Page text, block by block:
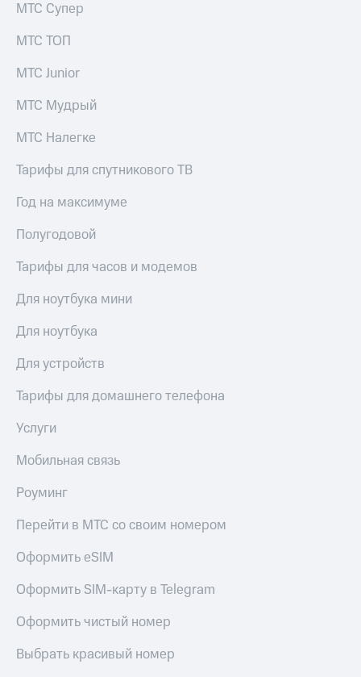
МТС Супер
МТС ТОП
МТС Junior
МТС Мудрый
МТС Налегке
Тарифы для спутникового ТВ
Год на максимуме
Полугодовой
Тарифы для часов и модемов
Для ноутбука мини
Для ноутбука
Для устройств
Тарифы для домашнего телефона
Услуги
Мобильная связь
Роуминг
Перейти в МТС со своим номером
Оформить eSIM
Оформить SIM-карту в Telegram
Оформить чистый номер
Выбрать красивый номер